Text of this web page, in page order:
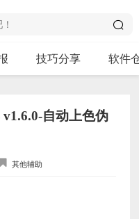
技巧分享 软件
自动上色伪
其他辅助